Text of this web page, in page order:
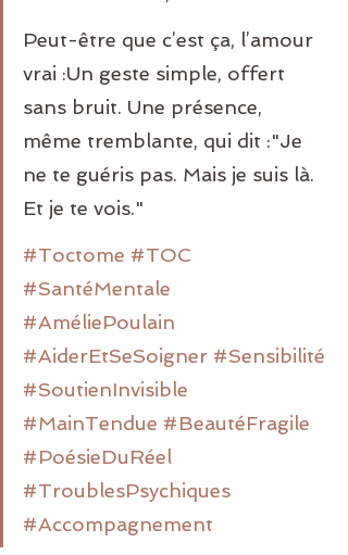
Peut-être que c’est ça, l’amour
vrai :Un geste simple, offert
sans bruit. Une présence,
même tremblante, qui dit :"Je
ne te guéris pas. Mais je suis là.
Et je te vois."⠀
#Toctome #TOC
#SantéMentale
#AméliePoulain
#AiderEtSeSoigner #Sensibilité
#SoutienInvisible
#MainTendue #BeautéFragile
#PoésieDuRéel
#TroublesPsychiques
#Accompagnement